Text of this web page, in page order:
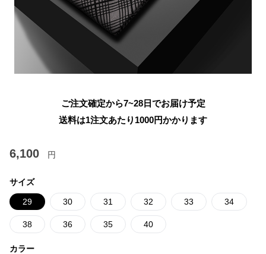
ご注文確定から7~28日でお届け予定
送料は1注文あたり 1000円かかります
6,100 円
サイズ
29 30 31 32 33 34
38 36 35 40
カラー